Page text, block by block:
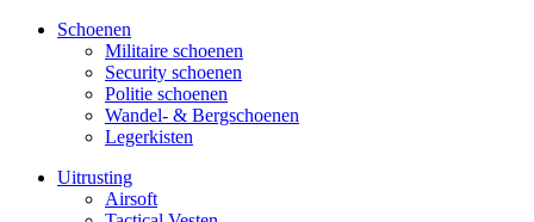
Schoenen
Militaire schoe­nen
Security schoenen
Politie schoenen
Wandel- & Berg­­schoenen
Legerkisten
Uitrusting
Airsoft